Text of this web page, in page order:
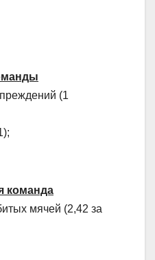
(1
команда
мячей (2,42 за